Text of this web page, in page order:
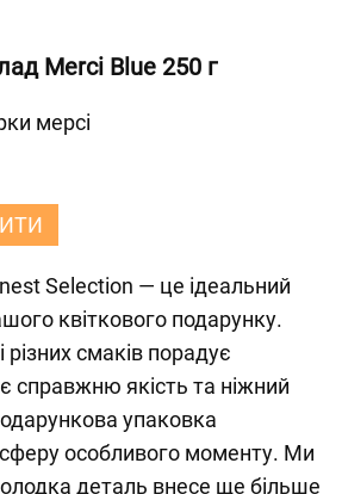
Merci Blue 250 г
мерсі
Selection — це ідеальний
квіткового подарунку.
смаків порадує
справжню якість та ніжний
упаковка
особливого моменту. Ми
деталь внесе ще більше